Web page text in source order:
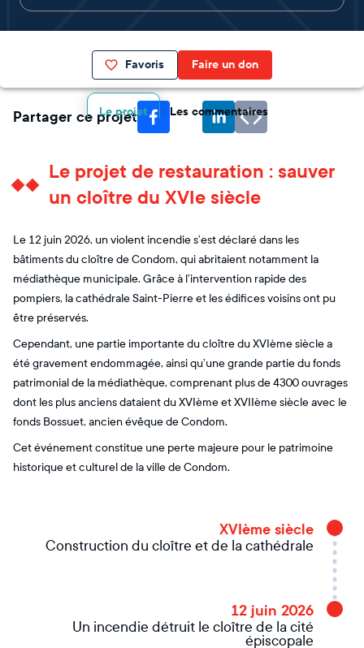
Favoris Faire un don
Le projet Les commentaires
Partager ce projet
Le projet de restauration : sauver
un cloître du XVIe siècle
Le 12 juin 2026, un violent incendie s’est déclaré dans les
bâtiments du cloître de Condom, qui abritaient notamment la
médiathèque municipale. Grâce à l’intervention rapide des
pompiers, la cathédrale Saint-Pierre et les édifices voisins ont pu
être préservés.
Cependant, une partie importante du cloître du XVIème siècle a
été gravement endommagée, ainsi qu’une grande partie du fonds
patrimonial de la médiathèque, comprenant plus de 4300 ouvrages
dont les plus anciens dataient du XVIème et XVIIème siècle avec le
fonds Bossuet, ancien évêque de Condom.
Cet événement constitue une perte majeure pour le patrimoine
historique et culturel de la ville de Condom.
XVIème siècle
Construction du cloître et de la cathédrale
12 juin 2026
Un incendie détruit le cloître de la cité
épiscopale